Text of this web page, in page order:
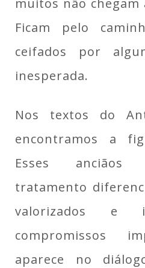
Ficam pelo
ceifados por
inesperada.
Nos textos do
encontramos a
Esses anciãos
tratamento
valorizados e
compromissos
aparece no